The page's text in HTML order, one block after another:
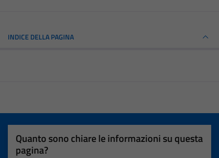
INDICE DELLA PAGINA
Quanto sono chiare le informazioni su questa
pagina?